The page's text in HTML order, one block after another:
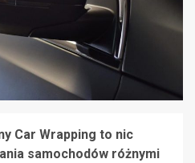
Car Wrapping to nic
samochodów różnymi